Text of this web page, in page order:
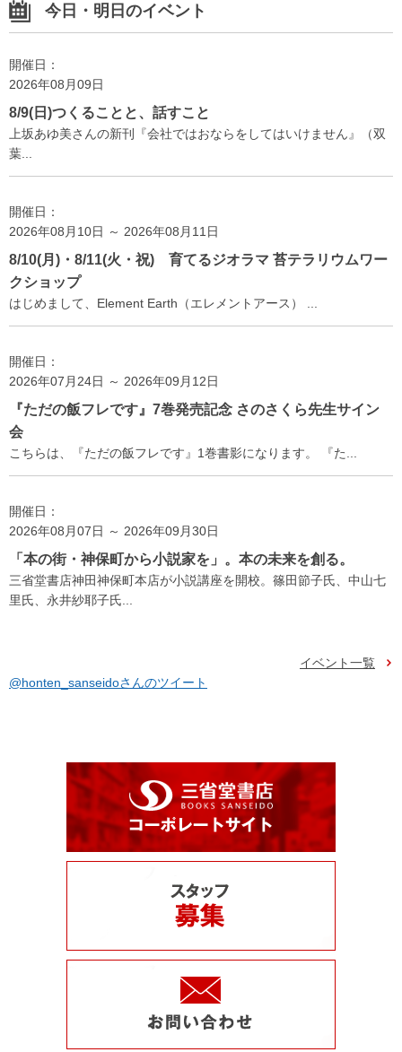
今日・明日のイベント
開催日：
2026年08月09日
8/9(日)つくることと、話すこと
上坂あゆ美さんの新刊『会社ではおならをしてはいけません』（双
葉...
開催日：
2026年08月10日 ～ 2026年08月11日
8/10(月)・8/11(火・祝) 育てるジオラマ 苔テラリウムワー
クショップ
はじめまして、Element Earth（エレメントアース） ...
開催日：
2026年07月24日 ～ 2026年09月12日
『ただの飯フレです』7巻発売記念 さのさくら先生サイン
会
こちらは、『ただの飯フレです』1巻書影になります。 『た...
開催日：
2026年08月07日 ～ 2026年09月30日
「本の街・神保町から小説家を」。本の未来を創る。
三省堂書店神田神保町本店が小説講座を開校。篠田節子氏、中山七
里氏、永井紗耶子氏...
イベント一覧
@honten_sanseidoさんのツイート